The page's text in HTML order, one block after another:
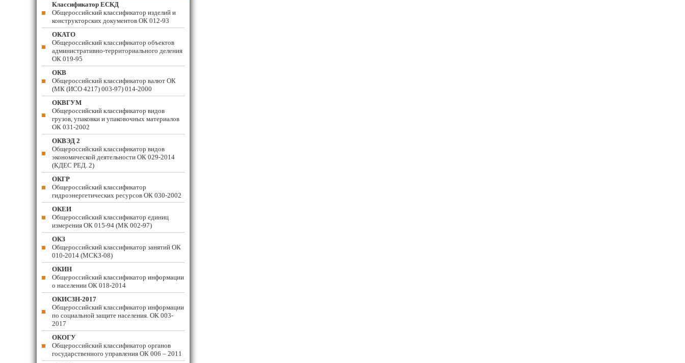
Классификатор ЕСКД
Общероссийский классификатор изделий и
конструкторских документов ОК 012-93
ОКАТО
Общероссийский классификатор объектов
административно-территориального деления
ОК 019-95
ОКВ
Общероссийский классификатор валют ОК
(МК (ИСО 4217) 003-97) 014-2000
ОКВГУМ
Общероссийский классификатор видов
грузов, упаковки и упаковочных материалов
ОК 031-2002
ОКВЭД 2
Общероссийский классификатор видов
экономической деятельности ОК 029-2014
(КДЕС РЕД. 2)
ОКГР
Общероссийский классификатор
гидроэнергетических ресурсов ОК 030-2002
ОКЕИ
Общероссийский классификатор единиц
измерения ОК 015-94 (МК 002-97)
ОКЗ
Общероссийский классификатор занятий ОК
010-2014 (МСКЗ-08)
ОКИН
Общероссийский классификатор информации
о населении ОК 018-2014
ОКИСЗН-2017
Общероссийский классификатор информации
по социальной защите населения. ОК 003-
2017
ОКОГУ
Общероссийский классификатор органов
государственного управления ОК 006 – 2011